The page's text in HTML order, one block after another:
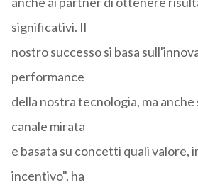
significativi. Il
nostro successo si basa
performance
della nostra tecnologia, ma
canale mirata
e basata su concetti quali valore,
incentivo", ha